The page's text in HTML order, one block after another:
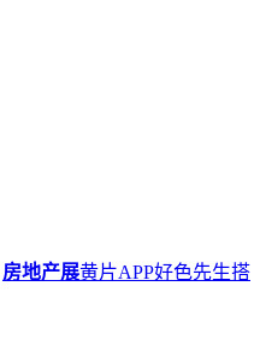
房地产展黄片APP好色先生搭